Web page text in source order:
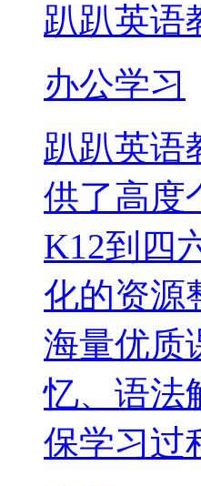
趴趴英语
办公学习
趴趴英语
供了高度
K12到四
化的资源
海量优质
忆、语法
保学习过